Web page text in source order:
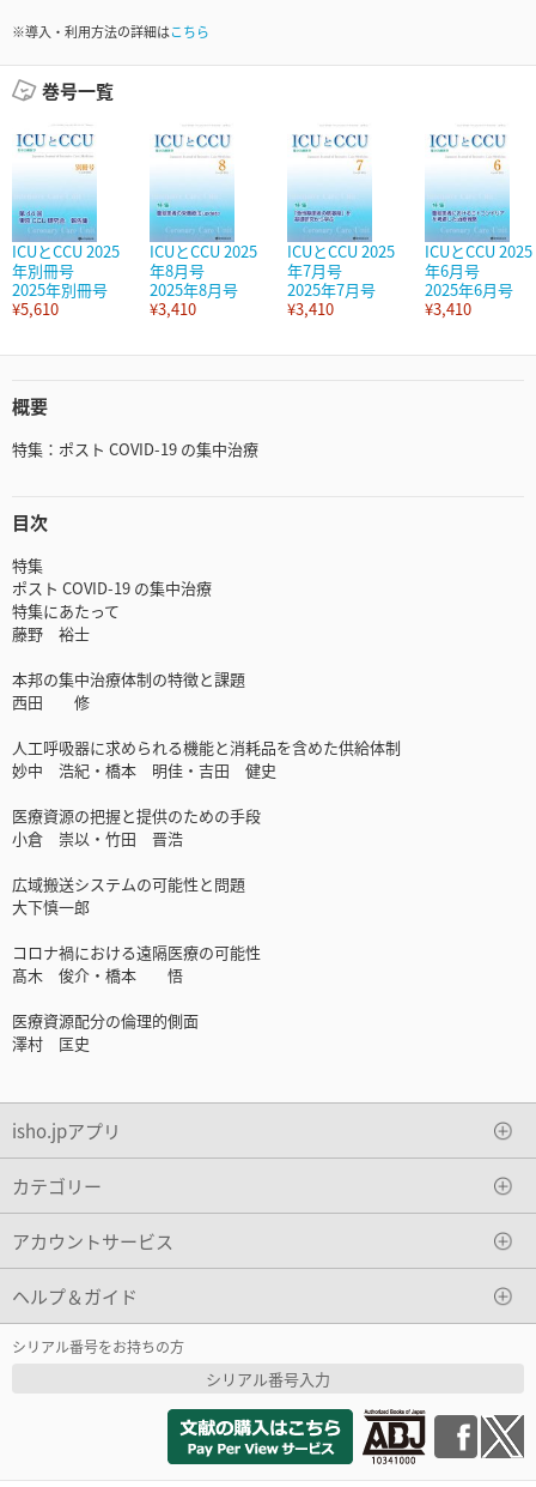
※導入・利用方法の詳細はこちら
巻号一覧
ICUとCCU 2025
年別冊号
2025年別冊号
¥5,610
ICUとCCU 2025
年8月号
2025年8月号
¥3,410
ICUとCCU 2025
年7月号
2025年7月号
¥3,410
ICUとCCU 2025
年6月号
2025年6月号
¥3,410
概要
特集：ポスト COVID-19 の集中治療
目次
特集
ポスト COVID-19 の集中治療
特集にあたって
藤野 裕士
本邦の集中治療体制の特徴と課題
西田 修
人工呼吸器に求められる機能と消耗品を含めた供給体制
妙中 浩紀・橋本 明佳・吉田 健史
医療資源の把握と提供のための手段
小倉 崇以・竹田 晋浩
広域搬送システムの可能性と問題
大下慎一郎
コロナ禍における遠隔医療の可能性
髙木 俊介・橋本 悟
医療資源配分の倫理的側面
澤村 匡史
isho.jpアプリ
カテゴリー
アカウントサービス
ヘルプ＆ガイド
シリアル番号をお持ちの方
シリアル番号入力